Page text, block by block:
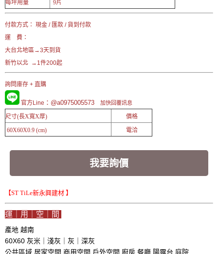
每坪用量
9片
付款方式： 現金 / 匯款 / 貨到付款
運 費：
大台北地區→3天到貨
新竹以北 →1件200起
詢問庫存 + 直購
官方Line ：@a0975005573 加快回覆訊息
尺寸(長X寬X厚)
價格
60X60X0.9 (cm)
電洽
我要詢價
【ST TiLe新永興建材 】
運｜用｜空｜間
產地 越南
60X60 灰米｜淺灰｜灰｜深灰
公共區域 居家空間 商用空間 戶外空間 廚房 餐廳 陽露台 庭院